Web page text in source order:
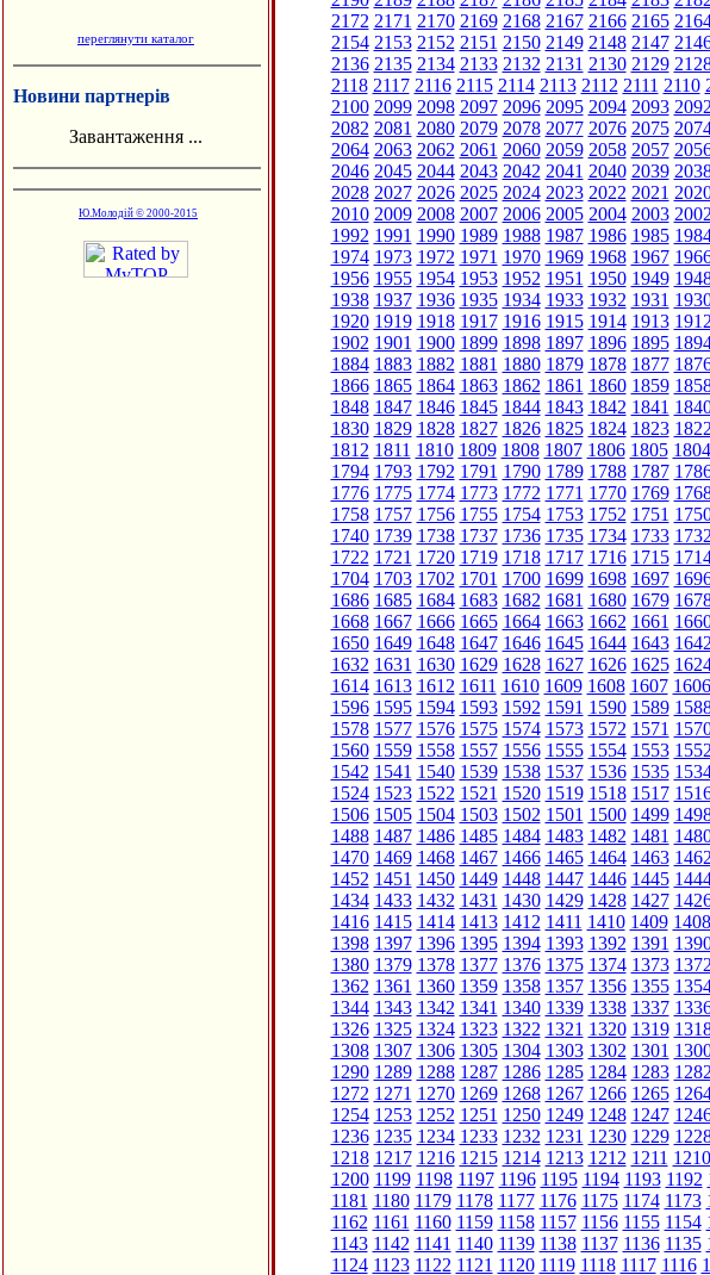
переглянути каталог
Новини партнерів
Завантаження ...
Ю.Молодій © 2000-2015
2172 2171 2170 2169 2168 2167 2166 2165
2154 2153 2152 2151 2150 2149 2148 2147
2136 2135 2134 2133 2132 2131 2130 2129
2118 2117 2116 2115 2114 2113 2112 2111 2110
2100 2099 2098 2097 2096 2095 2094 2093 2092
2082 2081 2080 2079 2078 2077 2076 2075
2064 2063 2062 2061 2060 2059 2058 2057
2046 2045 2044 2043 2042 2041 2040 2039
2028 2027 2026 2025 2024 2023 2022 2021
2010 2009 2008 2007 2006 2005 2004 2003 2002
1992 1991 1990 1989 1988 1987 1986 1985
1974 1973 1972 1971 1970 1969 1968 1967
1956 1955 1954 1953 1952 1951 1950 1949
1938 1937 1936 1935 1934 1933 1932 1931
1920 1919 1918 1917 1916 1915 1914 1913 1912
1902 1901 1900 1899 1898 1897 1896 1895
1884 1883 1882 1881 1880 1879 1878 1877
1866 1865 1864 1863 1862 1861 1860 1859
1848 1847 1846 1845 1844 1843 1842 1841
1830 1829 1828 1827 1826 1825 1824 1823 1822
1812 1811 1810 1809 1808 1807 1806 1805 1804
1794 1793 1792 1791 1790 1789 1788 1787
1776 1775 1774 1773 1772 1771 1770 1769
1758 1757 1756 1755 1754 1753 1752 1751
1740 1739 1738 1737 1736 1735 1734 1733 1732
1722 1721 1720 1719 1718 1717 1716 1715
1704 1703 1702 1701 1700 1699 1698 1697
1686 1685 1684 1683 1682 1681 1680 1679
1668 1667 1666 1665 1664 1663 1662 1661
1650 1649 1648 1647 1646 1645 1644 1643 1642
1632 1631 1630 1629 1628 1627 1626 1625
1614 1613 1612 1611 1610 1609 1608 1607 1606
1596 1595 1594 1593 1592 1591 1590 1589
1578 1577 1576 1575 1574 1573 1572 1571
1560 1559 1558 1557 1556 1555 1554 1553 1552
1542 1541 1540 1539 1538 1537 1536 1535
1524 1523 1522 1521 1520 1519 1518 1517
1506 1505 1504 1503 1502 1501 1500 1499
1488 1487 1486 1485 1484 1483 1482 1481
1470 1469 1468 1467 1466 1465 1464 1463 1462
1452 1451 1450 1449 1448 1447 1446 1445
1434 1433 1432 1431 1430 1429 1428 1427
1416 1415 1414 1413 1412 1411 1410 1409 1408
1398 1397 1396 1395 1394 1393 1392 1391
1380 1379 1378 1377 1376 1375 1374 1373 1372
1362 1361 1360 1359 1358 1357 1356 1355
1344 1343 1342 1341 1340 1339 1338 1337
1326 1325 1324 1323 1322 1321 1320 1319
1308 1307 1306 1305 1304 1303 1302 1301
1290 1289 1288 1287 1286 1285 1284 1283 1282
1272 1271 1270 1269 1268 1267 1266 1265
1254 1253 1252 1251 1250 1249 1248 1247
1236 1235 1234 1233 1232 1231 1230 1229
1218 1217 1216 1215 1214 1213 1212 1211 1210
1200 1199 1198 1197 1196 1195 1194 1193 1192
1181 1180 1179 1178 1177 1176 1175 1174 1173
1162 1161 1160 1159 1158 1157 1156 1155 1154
1143 1142 1141 1140 1139 1138 1137 1136 1135
1124 1123 1122 1121 1120 1119 1118 1117 1116